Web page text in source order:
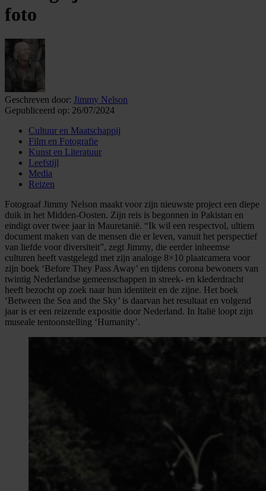
foto
Geschreven door: Jimmy Nelson
Gepubliceerd op: 26/07/2024
Cultuur en Maatschappij
Film en Fotografie
Kunst en Literatuur
Leefstijl
Media
Reizen
Fotograaf Jimmy Nelson maakt voor zijn nieuwste project een diepe
duik in het Midden-Oosten. Zijn reis is begonnen in Pakistan en
eindigt over twee jaar in Mauretanië. “Ik wil een respectvol, ultiem
document maken van de mensen die er leven, vanuit het perspectief
van liefde voor diversiteit”, zegt Jimmy, die eerder inheemse
culturen heeft vastgelegd met zijn analoge 8×10 plaatcamera voor
zijn boek ‘Before They Pass Away’ en tijdens corona bewoners van
twintig Nederlandse gemeenschappen in streek- en klederdracht
heeft bezocht op zoek naar hun identiteit en de zijne. Het boek
‘Between the Sea and the Sky’ is daarvan het resultaat en volgend
jaar is er een reizende expositie door Nederland. In Italië loopt zijn
museale tentoonstelling ‘Humanity’.